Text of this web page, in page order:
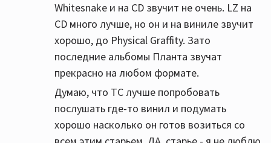
Whitesnake и на CD звучит не очень. LZ на
CD много лучше, но он и на виниле звучит
хорошо, до Physical Graffity. Зато
последние альбомы Планта звучат
прекрасно на любом формате.
Думаю, что ТС лучше попробовать
послушать где-то винил и подумать
хорошо насколько он готов возиться со